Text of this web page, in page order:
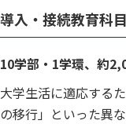
導入・接続教育科
10学部・1学環、約
大学生活に適応する
の移行」といった異